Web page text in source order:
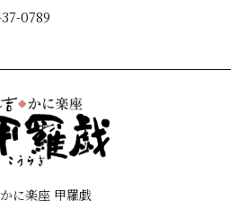
0789
かに楽座 甲羅戯